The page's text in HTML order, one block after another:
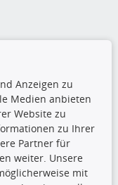
Daten,
gesamte Datenbank,
Anzeigen zu
Medien anbieten
Website zu
zu Ihrer
Partner für
weiter. Unsere
mit